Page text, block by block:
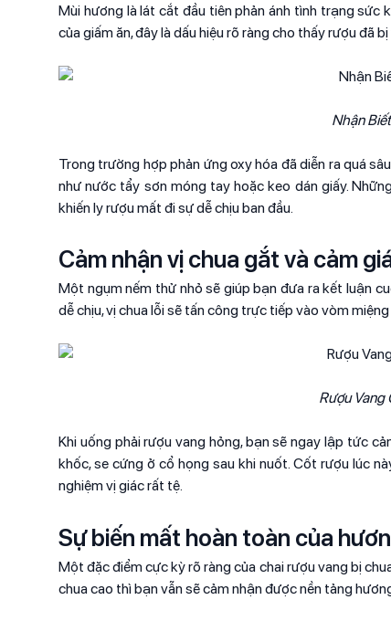
Mùi hương là lát cắt đầu tiên phản ánh tình trạng sức
của giấm ăn, đây là dấu hiệu rõ ràng cho thấy rượu đã
Nhận
Trong trường hợp phản ứng oxy hóa đã diễn ra quá
như nước tẩy sơn móng tay hoặc keo dán giấy.
khiến ly rượu mất đi sự dễ chịu ban đầu.
Cảm nhận vị chua gắt và cảm
Một ngụm nếm thử nhỏ sẽ giúp bạn đưa ra kết luận
dễ chịu, vị chua lỗi sẽ tấn công trực tiếp vào vòm
Rượu Vang
Khi uống phải rượu vang hỏng, bạn sẽ ngay lập tức
khốc, se cứng ở cổ họng sau khi nuốt. Cốt rượu lúc
nghiệm vị giác rất tệ.
Sự biến mất hoàn toàn của
Một đặc điểm cực kỳ rõ ràng của chai rượu vang bị
chua cao thì bạn vẫn sẽ cảm nhận được nền tảng